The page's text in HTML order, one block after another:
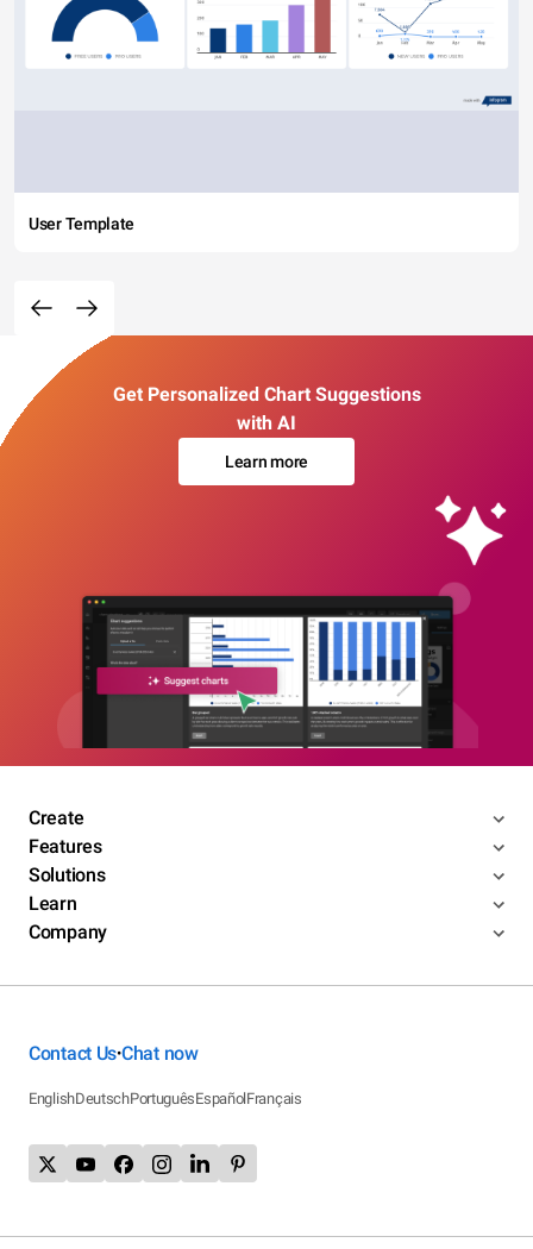
User Template
Get Personalized Chart Suggestions
with AI
Learn more
Create
Features
Solutions
Learn
Company
Contact Us•Chat now
EnglishDeutschPortuguêsEspañolFrançais